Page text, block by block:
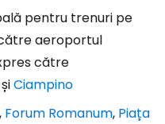
pentru trenuri pe
aeroportul
către
șiCiampino
, Forum Romanum, Piața